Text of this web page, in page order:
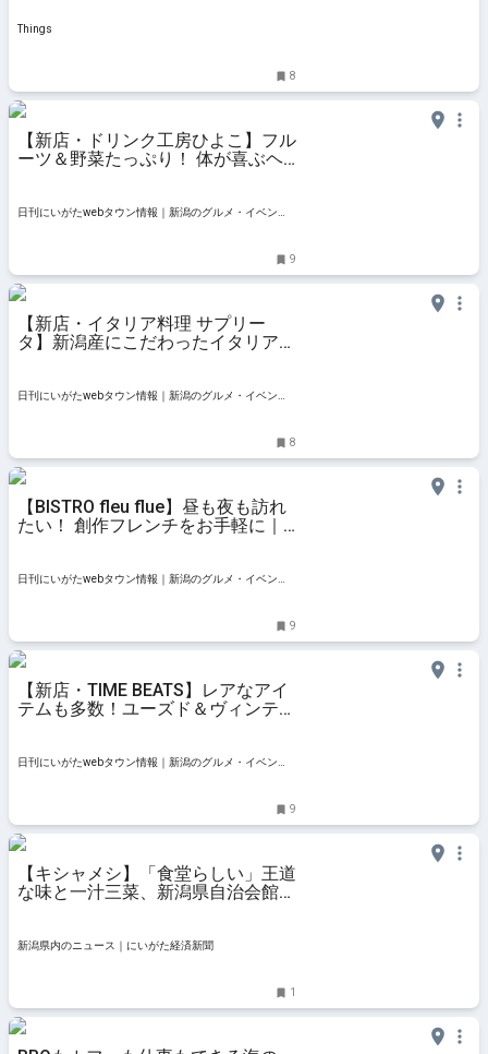
Things
8
【新店・ドリンク工房ひよこ】フル
ーツ＆野菜たっぷり！ 体が喜ぶヘ
日刊にいがたwebタウン情報｜新潟のグルメ・イベン
9
【新店・イタリア料理 サプリー
タ】新潟産にこだわったイタリア料
日刊にいがたwebタウン情報｜新潟のグルメ・イベン
8
【BISTRO fleu flue】昼も夜も訪れ
たい！ 創作フレンチをお手軽に｜
日刊にいがたwebタウン情報｜新潟のグルメ・イベン
9
【新店・TIME BEATS】レアなアイ
テムも多数！ユーズド＆ヴィンテー
日刊にいがたwebタウン情報｜新潟のグルメ・イベン
9
【キシャメシ】「食堂らしい」王道
な味と一汁三菜、新潟県自治会館
新潟県内のニュース｜にいがた経済新聞
1